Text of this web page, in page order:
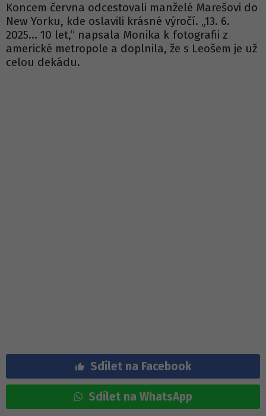
Koncem června odcestovali manželé Marešovi do
New Yorku, kde oslavili krásné výročí. „13. 6.
2025… 10 let,“ napsala Monika k fotografii z
americké metropole a doplnila, že s Leošem je už
celou dekádu.
Sdílet na Facebook
Sdílet na WhatsApp